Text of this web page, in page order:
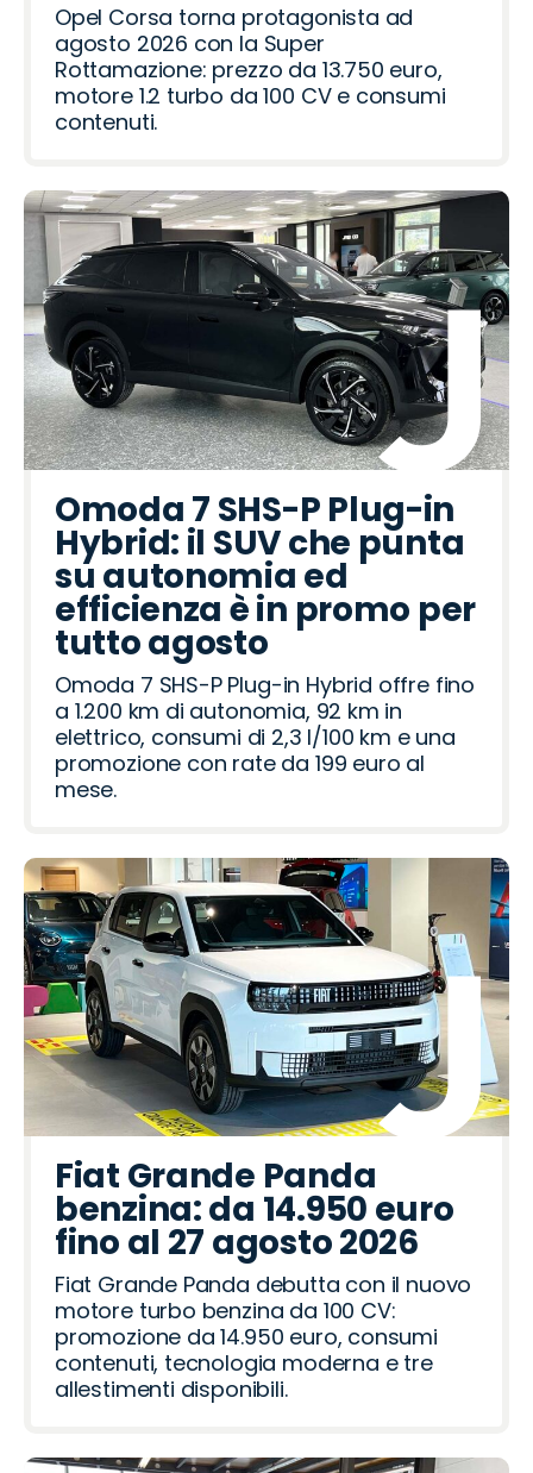
e
r
e
o
Opel Corsa torna protagonista ad
agosto 2026 con la Super
Rottamazione: prezzo da 13.750 euro,
motore 1.2 turbo da 100 CV e consumi
contenuti.
Omoda 7 SHS-P Plug-in
Hybrid: il SUV che punta
su autonomia ed
efficienza è in promo per
tutto agosto
Omoda 7 SHS-P Plug-in Hybrid offre fino
a 1.200 km di autonomia, 92 km in
elettrico, consumi di 2,3 l/100 km e una
promozione con rate da 199 euro al
mese.
Fiat Grande Panda
benzina: da 14.950 euro
fino al 27 agosto 2026
Fiat Grande Panda debutta con il nuovo
motore turbo benzina da 100 CV:
promozione da 14.950 euro, consumi
contenuti, tecnologia moderna e tre
allestimenti disponibili.